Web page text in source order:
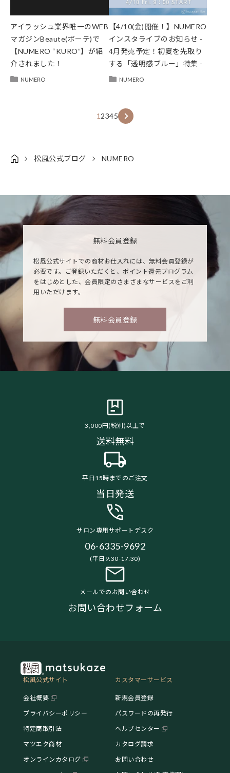
アイラッシュ業界唯一のWEB
マガジンBeaute(ボーテ)で
【NUMERO “KURO”】が紹
介されました！
NUMERO
【4/10(金)開催！】NUMERO
インスタライブのお知らせ -
4月発売予定！初夏を先取り
する「透明感ブルー」特集 -
NUMERO
1 2345
松風公式ブログ NUMERO
無料会員登録
松風公式サイトでの商材お仕入れには、無料会員登録が
必要です。ご登録いただくと、ポイント還元プログラム
をはじめとした、会員限定のさまざまなサービスをご利
用いただけます。
無料会員登録
3,000円(税別)以上で
送料無料
平日15時までのご注文
当日発送
サロン専用サポートデスク
06-6335-9692
(平日9:30-17:30)
メールでのお問い合わせ
お問い合わせフォーム
松風公式サイト
会社概要
プライバシーポリシー
特定商取引法
マツエク商材
オンラインカタログ
カスタマーサービス
新規会員登録
パスワードの再発行
ヘルプセンター
カタログ請求
お問い合わせ